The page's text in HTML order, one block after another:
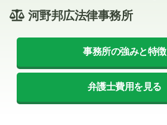
河野邦広法律事務所
事務所の強みと特徴
弁護士費用を見る